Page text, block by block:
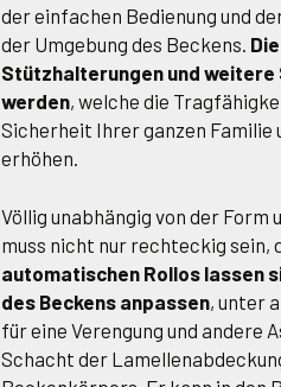
der einfachen Bedienung und
der Umgebung des Beckens.
Stützhalterungen und
werden, welche die
Sicherheit Ihrer ganzen
erhöhen.
Völlig unabhängig von der Form
muss nicht nur rechteckig sein,
automatischen Rollos lassen
des Beckens anpassen, unter
für eine Verengung und andere
Schacht der